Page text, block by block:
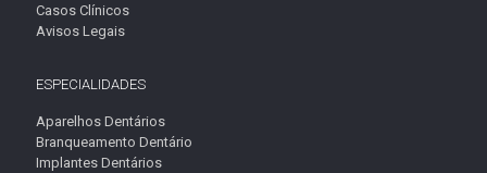
Casos Clínicos
Avisos Legais
ESPECIALIDADES
Aparelhos Dentários
Branqueamento Dentário
Implantes Dentários